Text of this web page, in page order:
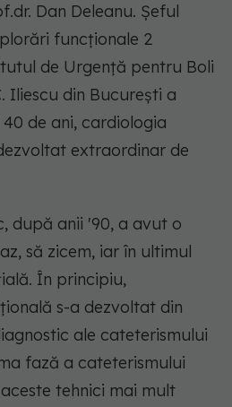
Dan Deleanu. Șeful
funcționale 2
de Urgență pentru Boli
Iliescu din București a
de ani, cardiologia
extraordinar de
după anii '90, a avut o
să zicem, iar în ultimul
În principiu,
s-a dezvoltat din
ale cateterismului
fază a cateterismului
tehnici mai mult